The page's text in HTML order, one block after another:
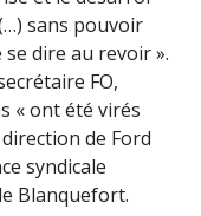
sans pouvoir
dire au revoir ».
FO,
« ont été virés
de Ford
syndicale
Blanquefort.